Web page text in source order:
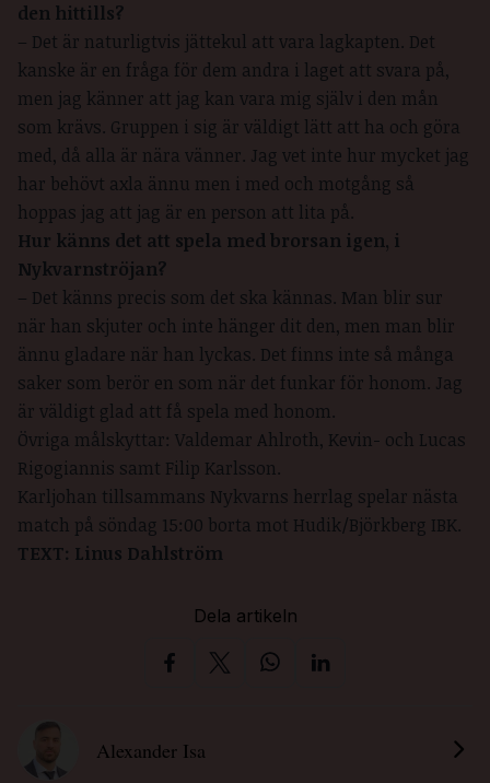
den hittills?
– Det är naturligtvis jättekul att vara lagkapten. Det
kanske är en fråga för dem andra i laget att svara på,
men jag känner att jag kan vara mig själv i den mån
som krävs. Gruppen i sig är väldigt lätt att ha och göra
med, då alla är nära vänner. Jag vet inte hur mycket jag
har behövt axla ännu men i med och motgång så
hoppas jag att jag är en person att lita på.
Hur känns det att spela med brorsan igen, i
Nykvarnströjan?
– Det känns precis som det ska kännas. Man blir sur
när han skjuter och inte hänger dit den, men man blir
ännu gladare när han lyckas. Det finns inte så många
saker som berör en som när det funkar för honom. Jag
är väldigt glad att få spela med honom.
Övriga målskyttar: Valdemar Ahlroth, Kevin- och Lucas
Rigogiannis samt Filip Karlsson.
Karljohan tillsammans Nykvarns herrlag spelar nästa
match på söndag 15:00 borta mot Hudik/Björkberg IBK.
TEXT: Linus Dahlström
Dela artikeln
Alexander Isa